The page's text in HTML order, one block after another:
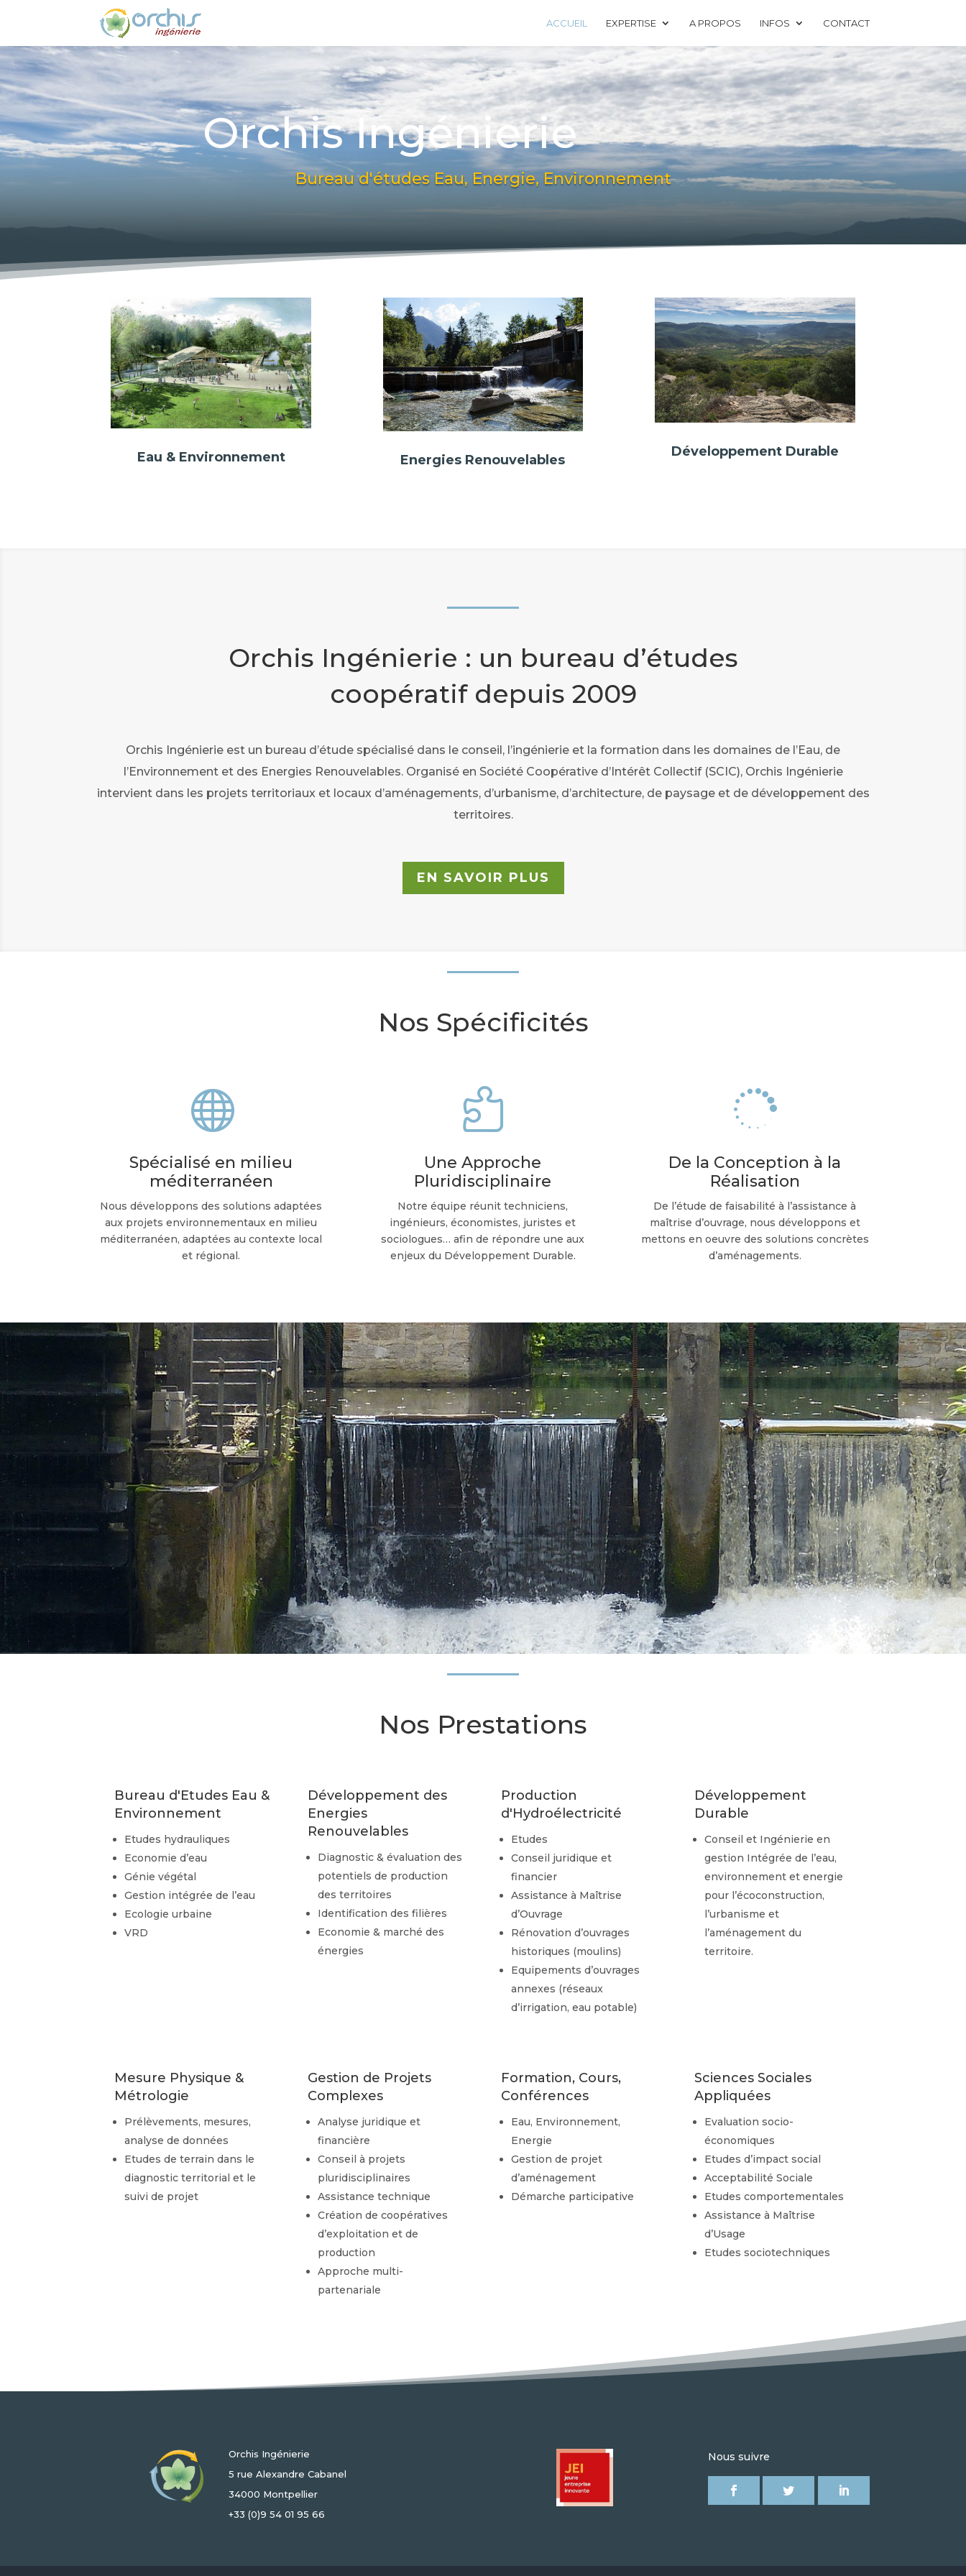
ACCUEIL EXPERTISE A PROPOS INFOS CONTACT
Orchis Ingénierie
Bureau d'études Eau, Energie, Environnement
Eau & Environnement Energies Renouvelables
Développement Durable
Orchis Ingénierie : un bureau d’études
coopératif depuis 2009
Orchis Ingénierie est un bureau d’étude spécialisé dans le conseil, l’ingénierie et la formation dans les domaines de l’Eau, de
l’Environnement et des Energies Renouvelables. Organisé en Société Coopérative d’Intérêt Collectif (SCIC), Orchis Ingénierie
intervient dans les projets territoriaux et locaux d’aménagements, d’urbanisme, d’architecture, de paysage et de développement des
territoires.
EN SAVOIR PLUS
Nos Spécificités

Spécialisé en milieu
méditerranéen
Nous développons des solutions adaptées
aux projets environnementaux en milieu
méditerranéen, adaptées au contexte local
et régional.

Une Approche
Pluridisciplinaire
Notre équipe réunit techniciens,
ingénieurs, économistes, juristes et
sociologues… afin de répondre une aux
enjeux du Développement Durable.

De la Conception à la
Réalisation
De l’étude de faisabilité à l’assistance à
maîtrise d’ouvrage, nous développons et
mettons en oeuvre des solutions concrètes
d’aménagements.
Nos Prestations
Bureau d'Etudes Eau &
Environnement
Etudes hydrauliques
Economie d’eau
Génie végétal
Gestion intégrée de l’eau
Ecologie urbaine
VRD
Développement des
Energies
Renouvelables
Diagnostic & évaluation des
potentiels de production
des territoires
Identification des filières
Economie & marché des
énergies
Production
d'Hydroélectricité
Etudes
Conseil juridique et
financier
Assistance à Maîtrise
d’Ouvrage
Rénovation d’ouvrages
historiques (moulins)
Equipements d’ouvrages
annexes (réseaux
d’irrigation, eau potable)
Développement
Durable
Conseil et Ingénierie en
gestion Intégrée de l’eau,
environnement et energie
pour l’écoconstruction,
l’urbanisme et
l’aménagement du
territoire.
Mesure Physique &
Métrologie
Prélèvements, mesures,
analyse de données
Etudes de terrain dans le
diagnostic territorial et le
suivi de projet
Gestion de Projets
Complexes
Analyse juridique et
financière
Conseil à projets
pluridisciplinaires
Assistance technique
Création de coopératives
d’exploitation et de
production
Approche multi-
partenariale
Formation, Cours,
Conférences
Eau, Environnement,
Energie
Gestion de projet
d’aménagement
Démarche participative
Sciences Sociales
Appliquées
Evaluation socio-
économiques
Etudes d’impact social
Acceptabilité Sociale
Etudes comportementales
Assistance à Maîtrise
d’Usage
Etudes sociotechniques
Orchis Ingénierie
5 rue Alexandre Cabanel
34000 Montpellier
+33 (0)9 54 01 95 66
Nous suivre